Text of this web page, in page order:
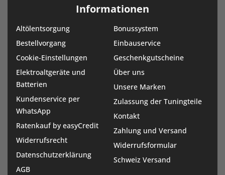
Informationen
Altölentsorgung
Bestellvorgang
Cookie-Einstellungen
Elektroaltgeräte und
Batterien
Kundenservice per
WhatsApp
Ratenkauf by easyCredit
Widerrufsrecht
Datenschutzerklärung
AGB
Bonussystem
Einbauservice
Geschenkgutscheine
Über uns
Unsere Marken
Zulassung der Tuningteile
Kontakt
Zahlung und Versand
Widerrufsformular
Schweiz Versand